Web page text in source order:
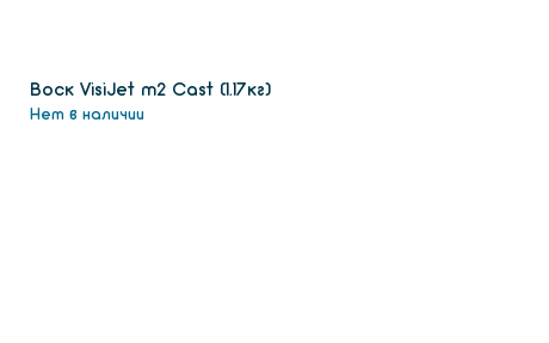
Воск VisiJet m2 Сast (1.17кг)
Нет в наличии